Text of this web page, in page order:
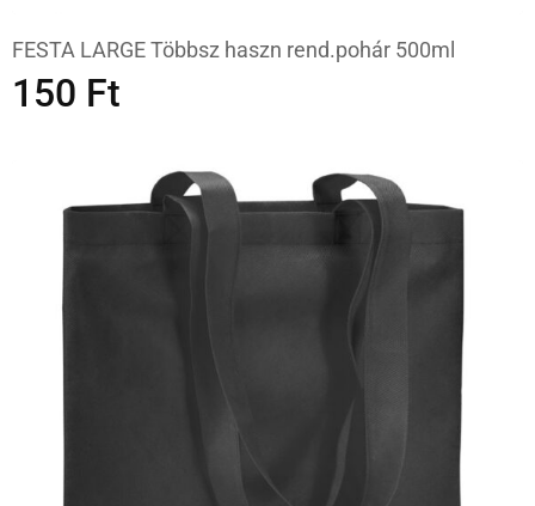
FESTA LARGE Többsz haszn rend.pohár 500ml
150 Ft